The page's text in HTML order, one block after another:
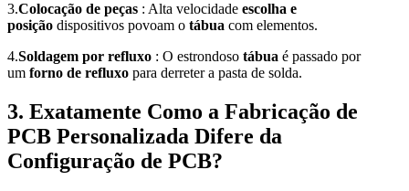
3.Colocação de peças : Alta velocidade escolha e
posição dispositivos povoam o tábua com elementos.
4.Soldagem por refluxo : O estrondoso tábua é passado por
um forno de refluxo para derreter a pasta de solda.
3. Exatamente Como a Fabricação de
PCB Personalizada Difere da
Configuração de PCB?